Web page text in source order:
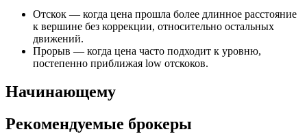
Отскок — когда цена прошла более длинное расстояние
к вершине без коррекции, относительно остальных
движений.
Прорыв — когда цена часто подходит к уровню,
постепенно приближая low отскоков.
Начинающему
Рекомендуемые брокеры